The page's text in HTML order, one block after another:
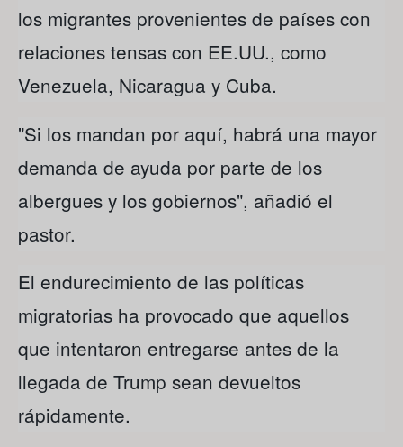
los migrantes provenientes de países con
relaciones tensas con EE.UU., como
Venezuela, Nicaragua y Cuba.
"Si los mandan por aquí, habrá una mayor
demanda de ayuda por parte de los
albergues y los gobiernos", añadió el
pastor.
El endurecimiento de las políticas
migratorias ha provocado que aquellos
que intentaron entregarse antes de la
llegada de Trump sean devueltos
rápidamente.